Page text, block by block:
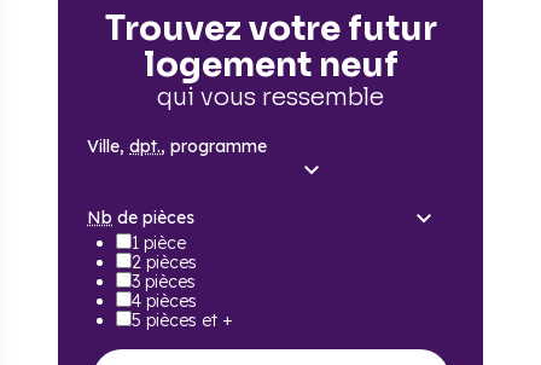
Trouvez votre futur
logement neuf
qui vous ressemble
Ville, dpt., programme
Nb de pièces
1 pièce
2 pièces
3 pièces
4 pièces
5 pièces et +